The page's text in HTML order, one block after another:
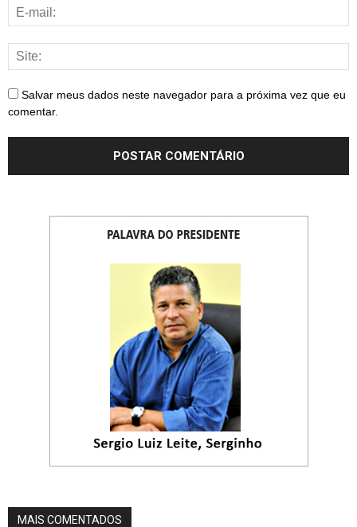
Salvar meus dados neste navegador para a próxima vez que eu
comentar.
MAIS COMENTADOS